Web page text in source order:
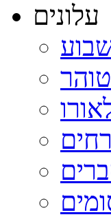
עלונים